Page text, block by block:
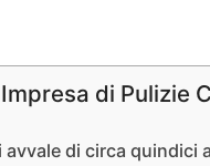
di Pulizie
avvale di circa